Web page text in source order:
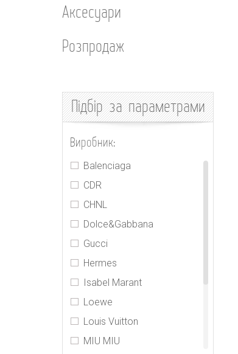
Аксесуари
Розпродаж
Підбірза параметрами
Виробник:
Balenciaga
CDR
CHNL
Dolce&Gabbana
Gucci
Hermes
Isabel Marant
Loewe
Louis Vuitton
MIU MIU